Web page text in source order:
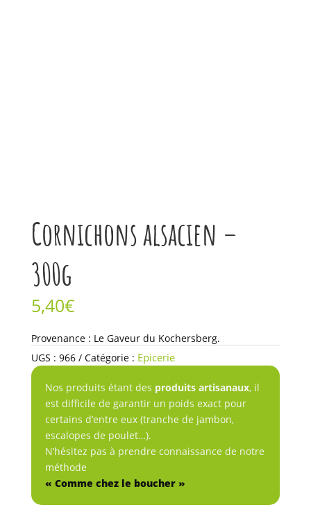
Cornichons alsacien –
300g
5,40€
quantité
de
Cornichons
Provenance : Le Gaveur du Kochersberg.
UGS : 966 Catégorie : Epicerie
Nos produits étant des produits artisanaux, il
est difficile de garantir un poids exact pour
certains d’entre eux (tranche de jambon,
escalopes de poulet…).
N’hésitez pas à prendre connaissance de notre
méthode
« Comme chez le boucher »